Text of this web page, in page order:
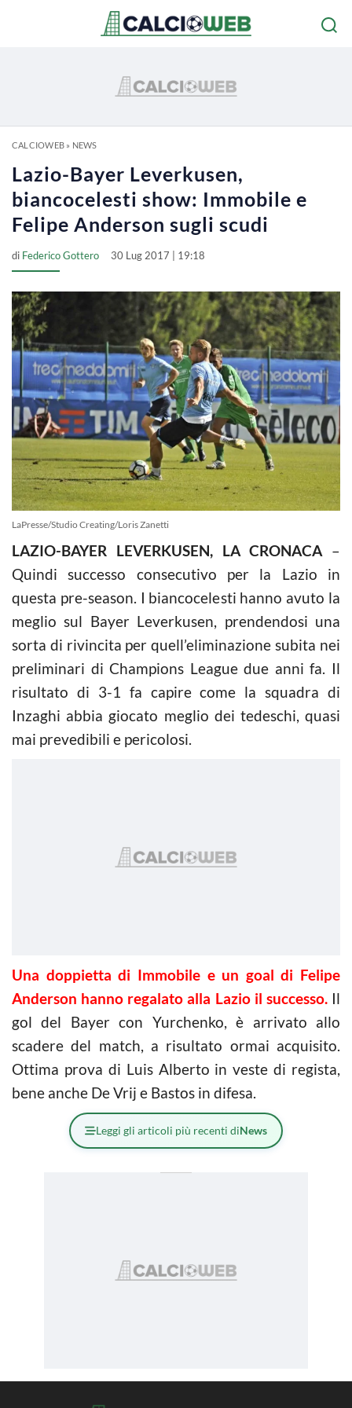
CALCIOWEB» NEWS
Lazio-Bayer Leverkusen,
biancocelesti show: Immobile e
Felipe Anderson sugli scudi
di Federico Gottero 30 Lug 2017 | 19:18
LaPresse/Studio Creating/Loris Zanetti
LAZIO-BAYER LEVERKUSEN, LA CRONACA –
Quindi successo consecutivo per la Lazio in
questa pre-season. I biancocelesti hanno avuto la
meglio sul Bayer Leverkusen, prendendosi una
sorta di rivincita per quell’eliminazione subita nei
preliminari di Champions League due anni fa. Il
risultato di 3-1 fa capire come la squadra di
Inzaghi abbia giocato meglio dei tedeschi, quasi
mai prevedibili e pericolosi.
Una doppietta di Immobile e un goal di Felipe
Anderson hanno regalato alla Lazio il successo. Il
gol del Bayer con Yurchenko, è arrivato allo
scadere del match, a risultato ormai acquisito.
Ottima prova di Luis Alberto in veste di regista,
bene anche De Vrij e Bastos in difesa.
Leggi gli articoli più recenti diNews